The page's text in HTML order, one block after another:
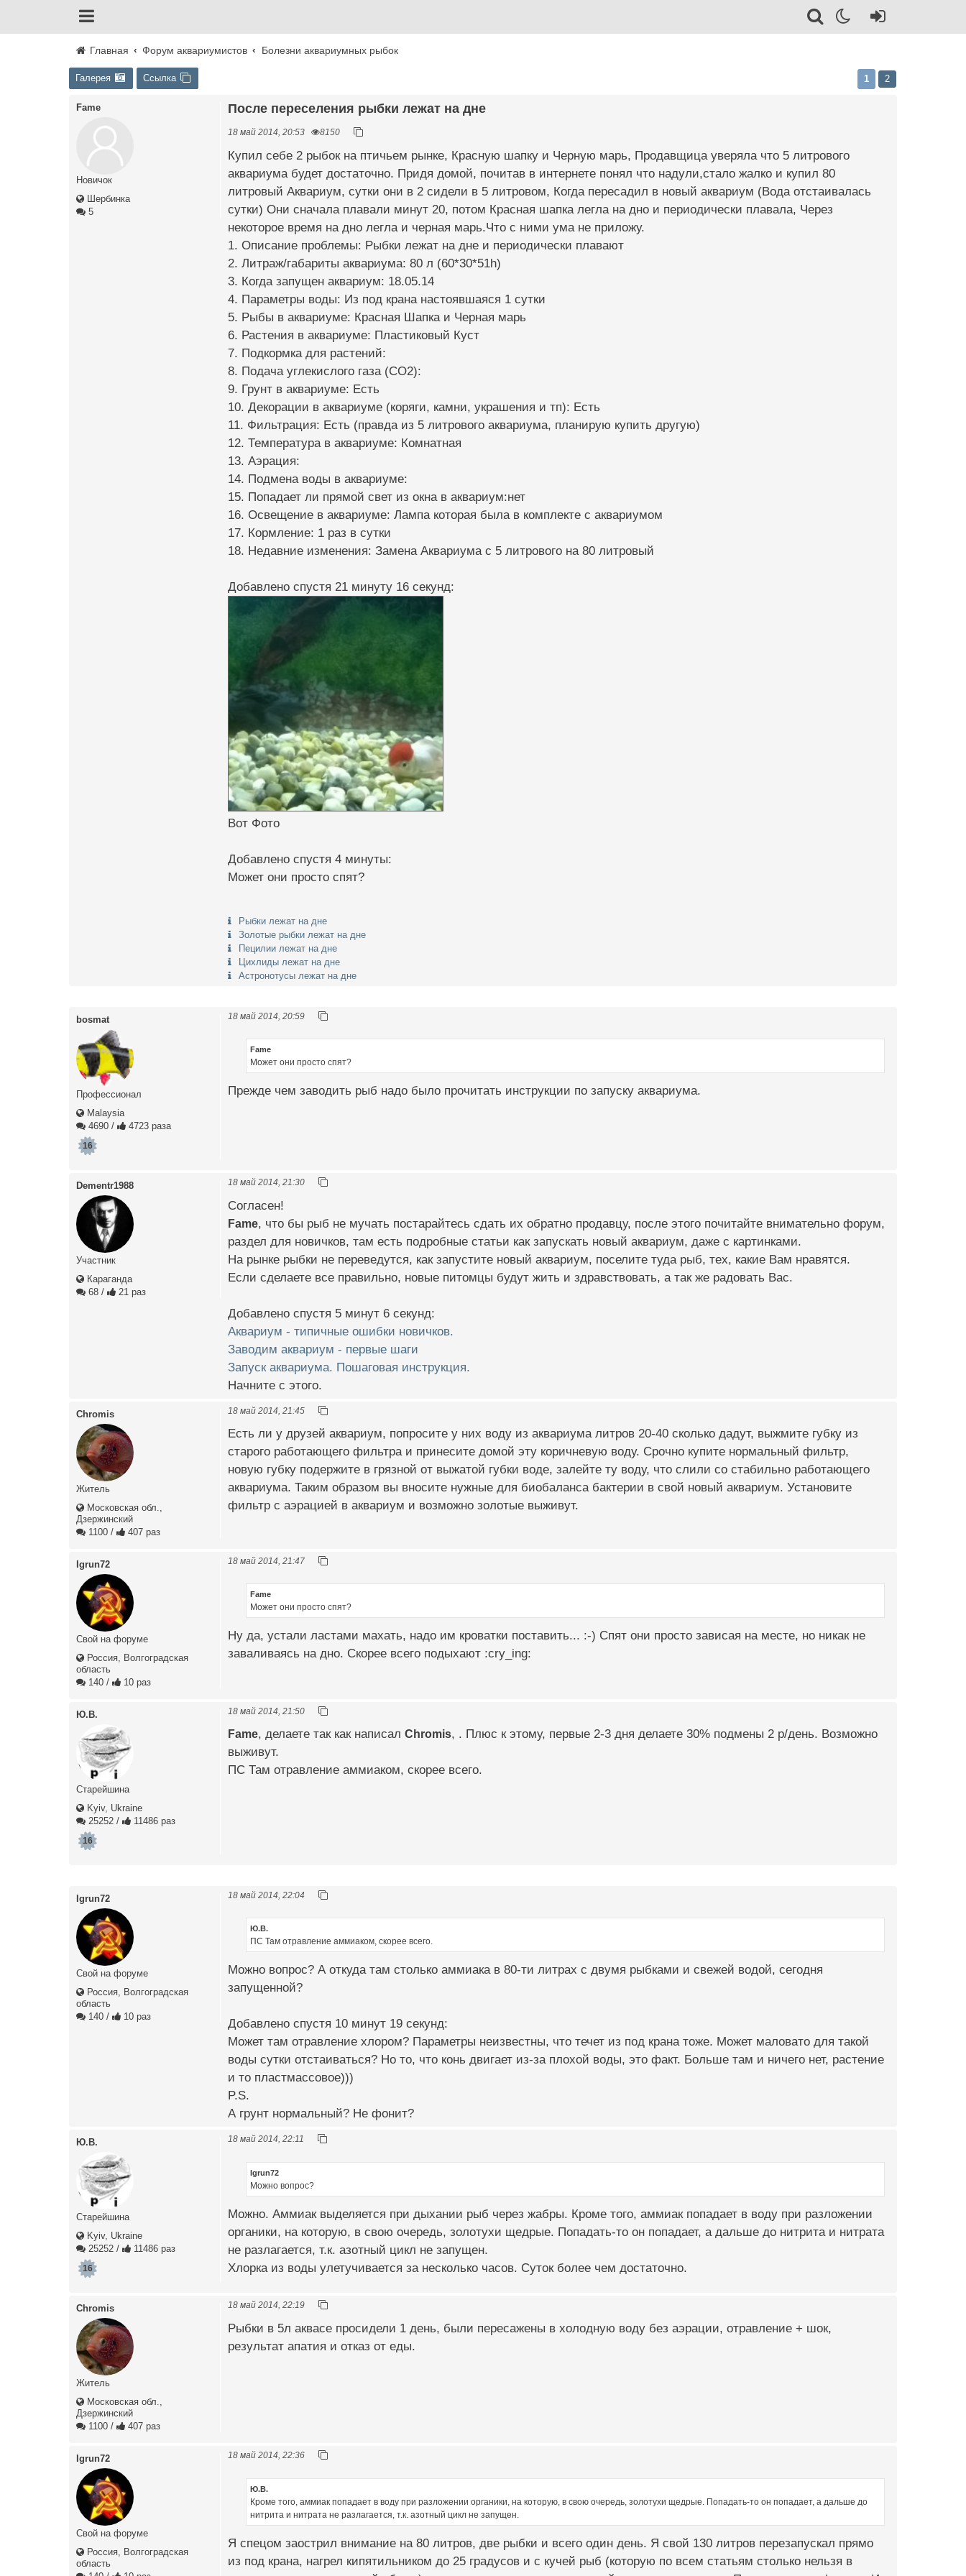
Главная Форум аквариумистов Болезни аквариумных рыбок
Галерея Ссылка 1 2
Fame
Новичок
Шербинка
5
После переселения рыбки лежат на дне
18 май 2014, 20:53 8150
Купил себе 2 рыбок на птичьем рынке, Красную шапку и Черную марь, Продавщица уверяла что 5 литрового
аквариума будет достаточно. Придя домой, почитав в интернете понял что надули,стало жалко и купил 80
литровый Аквариум, сутки они в 2 сидели в 5 литровом, Когда пересадил в новый аквариум (Вода отстаивалась
сутки) Они сначала плавали минут 20, потом Красная шапка легла на дно и периодически плавала, Через
некоторое время на дно легла и черная марь.Что с ними ума не приложу.
1. Описание проблемы: Рыбки лежат на дне и периодически плавают
2. Литраж/габариты аквариума: 80 л (60*30*51h)
3. Когда запущен аквариум: 18.05.14
4. Параметры воды: Из под крана настоявшаяся 1 сутки
5. Рыбы в аквариуме: Красная Шапка и Черная марь
6. Растения в аквариуме: Пластиковый Куст
7. Подкормка для растений:
8. Подача углекислого газа (CO2):
9. Грунт в аквариуме: Есть
10. Декорации в аквариуме (коряги, камни, украшения и тп): Есть
11. Фильтрация: Есть (правда из 5 литрового аквариума, планирую купить другую)
12. Температура в аквариуме: Комнатная
13. Аэрация:
14. Подмена воды в аквариуме:
15. Попадает ли прямой свет из окна в аквариум:нет
16. Освещение в аквариуме: Лампа которая была в комплекте с аквариумом
17. Кормление: 1 раз в сутки
18. Недавние изменения: Замена Аквариума с 5 литрового на 80 литровый
Добавлено спустя 21 минуту 16 секунд:
Вот Фото
Добавлено спустя 4 минуты:
Может они просто спят?
Рыбки лежат на дне
Золотые рыбки лежат на дне
Пецилии лежат на дне
Цихлиды лежат на дне
Астронотусы лежат на дне
bosmat
Профессионал
Malaysia
4690 / 4723 раза
16
18 май 2014, 20:59
Fame
Может они просто спят?
Прежде чем заводить рыб надо было прочитать инструкции по запуску аквариума.
Dementr1988
Участник
Караганда
68 / 21 раз
18 май 2014, 21:30
Согласен!
Fame, что бы рыб не мучать постарайтесь сдать их обратно продавцу, после этого почитайте внимательно форум,
раздел для новичков, там есть подробные статьи как запускать новый аквариум, даже с картинками.
На рынке рыбки не переведутся, как запустите новый аквариум, поселите туда рыб, тех, какие Вам нравятся.
Если сделаете все правильно, новые питомцы будут жить и здравствовать, а так же радовать Вас.
Добавлено спустя 5 минут 6 секунд:
Аквариум - типичные ошибки новичков.
Заводим аквариум - первые шаги
Запуск аквариума. Пошаговая инструкция.
Начните с этого.
Chromis
Житель
Московская обл.,
Дзержинский
1100 / 407 раз
18 май 2014, 21:45
Есть ли у друзей аквариум, попросите у них воду из аквариума литров 20-40 сколько дадут, выжмите губку из
старого работающего фильтра и принесите домой эту коричневую воду. Срочно купите нормальный фильтр,
новую губку подержите в грязной от выжатой губки воде, залейте ту воду, что слили со стабильно работающего
аквариума. Таким образом вы вносите нужные для биобаланса бактерии в свой новый аквариум. Установите
фильтр с аэрацией в аквариум и возможно золотые выживут.
Igrun72
Свой на форуме
Россия, Волгоградская
область
140 / 10 раз
18 май 2014, 21:47
Fame
Может они просто спят?
Ну да, устали ластами махать, надо им кроватки поставить... :-) Спят они просто зависая на месте, но никак не
заваливаясь на дно. Скорее всего подыхают :cry_ing:
Ю.В.
Старейшина
Kyiv, Ukraine
25252 / 11486 раз
16
18 май 2014, 21:50
Fame, делаете так как написал Chromis, . Плюс к этому, первые 2-3 дня делаете 30% подмены 2 р/день. Возможно
выживут.
ПС Там отравление аммиаком, скорее всего.
Igrun72
Свой на форуме
Россия, Волгоградская
область
140 / 10 раз
18 май 2014, 22:04
Ю.В.
ПС Там отравление аммиаком, скорее всего.
Можно вопрос? А откуда там столько аммиака в 80-ти литрах с двумя рыбками и свежей водой, сегодня
запущенной?
Добавлено спустя 10 минут 19 секунд:
Может там отравление хлором? Параметры неизвестны, что течет из под крана тоже. Может маловато для такой
воды сутки отстаиваться? Но то, что конь двигает из-за плохой воды, это факт. Больше там и ничего нет, растение
и то пластмассовое)))
P.S.
А грунт нормальный? Не фонит?
Ю.В.
Старейшина
Kyiv, Ukraine
25252 / 11486 раз
16
18 май 2014, 22:11
Igrun72
Можно вопрос?
Можно. Аммиак выделяется при дыхании рыб через жабры. Кроме того, аммиак попадает в воду при разложении
органики, на которую, в свою очередь, золотухи щедрые. Попадать-то он попадает, а дальше до нитрита и нитрата
не разлагается, т.к. азотный цикл не запущен.
Хлорка из воды улетучивается за несколько часов. Суток более чем достаточно.
Chromis
Житель
Московская обл.,
Дзержинский
1100 / 407 раз
18 май 2014, 22:19
Рыбки в 5л аквасе просидели 1 день, были пересажены в холодную воду без аэрации, отравление + шок,
результат апатия и отказ от еды.
Igrun72
Свой на форуме
Россия, Волгоградская
область
18 май 2014, 22:36
Ю.В.
Кроме того, аммиак попадает в воду при разложении органики, на которую, в свою очередь, золотухи щедрые. Попадать-то он попадает, а дальше до
нитрита и нитрата не разлагается, т.к. азотный цикл не запущен.
Я спецом заострил внимание на 80 литров, две рыбки и всего один день. Я свой 130 литров перезапускал прямо
из под крана, нагрел кипятильником до 25 градусов и с кучей рыб (которую по всем статьям столько нельзя в